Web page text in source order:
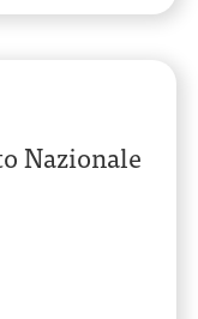
Nazionale